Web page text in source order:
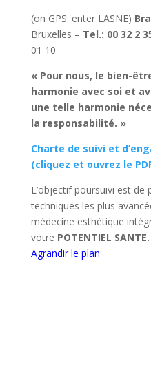
(on GPS: enter LASNE)
Bruxelles – Tel.: 00 32 2
01 10
« Pour nous, le bien-
harmonie avec soi et
une telle harmonie
la responsabilité. »
Charte de suivi et
(cliquez et ouvrez le
L’objectif poursuivi est
techniques les plus
médecine esthétique
votre POTENTIEL SANTE.
Agrandir le plan